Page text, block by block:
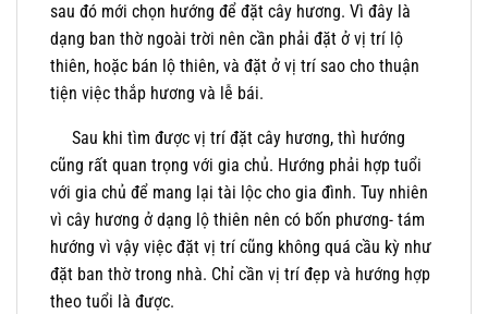
sau đó mới chọn hướng để đặt cây hương. Vì đây là
dạng ban thờ ngoài trời nên cần phải đặt ở vị trí lộ
thiên, hoặc bán lộ thiên, và đặt ở vị trí sao cho thuận
tiện việc thắp hương và lễ bái.
Sau khi tìm được vị trí đặt cây hương, thì hướng
cũng rất quan trọng với gia chủ. Hướng phải hợp tuổi
với gia chủ để mang lại tài lộc cho gia đình. Tuy nhiên
vì cây hương ở dạng lộ thiên nên có bốn phương- tám
hướng vì vậy việc đặt vị trí cũng không quá cầu kỳ như
đặt ban thờ trong nhà. Chỉ cần vị trí đẹp và hướng hợp
theo tuổi là được.